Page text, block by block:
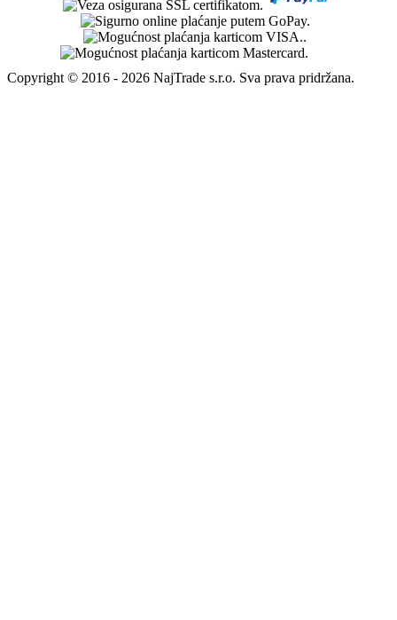
Copyright © 2016 - 2026 NajTrade s.r.o. Sva prava pridržana.